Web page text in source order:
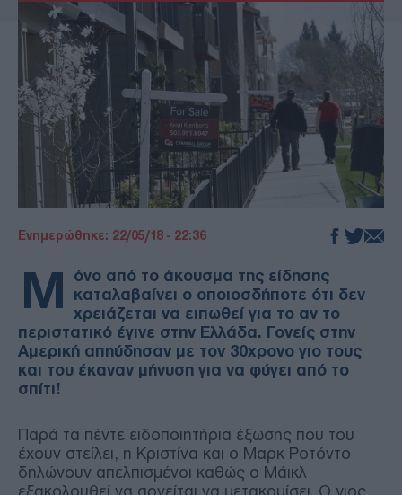
ΥΓΕΙΑ
ΤΕΧΝΟΛΟΓΙΑ
ΠΑΡΑΞΕΝΑ
ΑΡΘΡΟΓΡΑΦΙΑ
Ενημερώθηκε: 22/05/18 - 22:36
Μ
όνο από το άκουσμα της είδησης
καταλαβαίνει ο οποιοσδήποτε ότι δεν
χρειάζεται να ειπωθεί για το αν το
περιστατικό έγινε στην Ελλάδα. Γονείς στην
Αμερική απηύδησαν με τον 30χρονο γιο τους
και του έκαναν μήνυση για να φύγει από το
σπίτι!
Παρά τα πέντε ειδοποιητήρια έξωσης που του
έχουν στείλει, η Κριστίνα και ο Μαρκ Ροτόντο
δηλώνουν απελπισμένοι καθώς ο Μάικλ
εξακολουθεί να αρνείται να μετακομίσει. Ο γιος